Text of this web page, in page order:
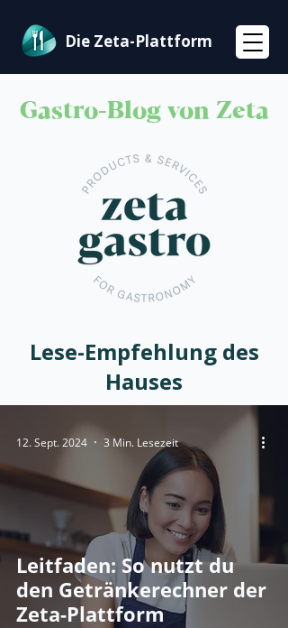
Die Zeta-Plattform
Gastro-Blog von Zeta
Lese-Empfehlung des
Hauses
Leitfaden: So nutzt du
den Getränkerechner der
Zeta-Plattform
12. Sept. 2024 3 Min. Lesezeit